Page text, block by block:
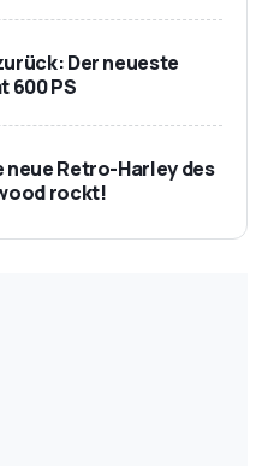
Der neueste
600 PS
Retro-Harley des
rockt!